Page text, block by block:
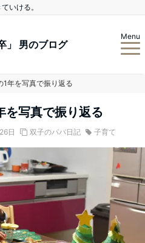
いける。
」 男のブログ
Menu
1年を写真で振り返る
を写真で振り返る
日 双子のパパ日記 子育て